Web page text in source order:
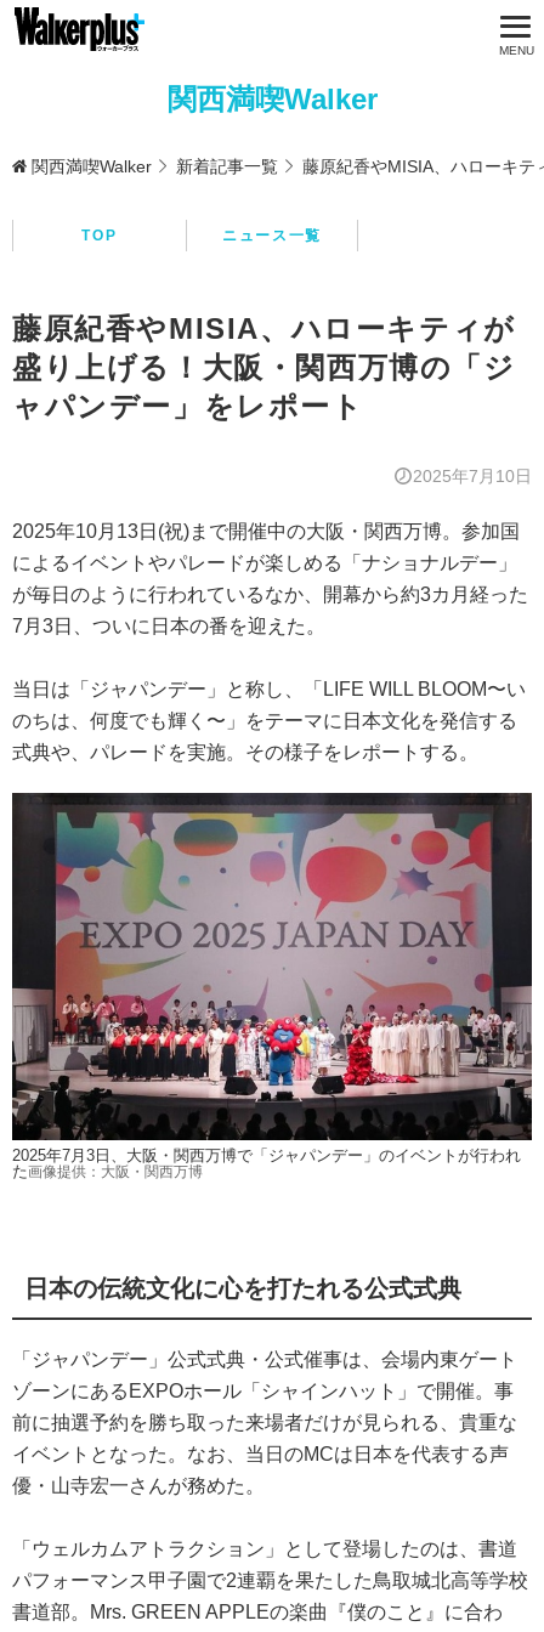
関西満喫Walker
関西満喫Walker 新着記事一覧 藤原紀香やMISIA、ハローキ
TOP ニュース一覧
藤原紀香やMISIA、ハローキティが
盛り上げる！大阪・関西万博の「ジ
ャパンデー」をレポート
2025年7月10日
2025年10月13日(祝)まで開催中の大阪・関西万博。参加国
によるイベントやパレードが楽しめる「ナショナルデー」
が毎日のように行われているなか、開幕から約3カ月経った
7月3日、ついに日本の番を迎えた。
当日は「ジャパンデー」と称し、「LIFE WILL BLOOM〜い
のちは、何度でも輝く〜」をテーマに日本文化を発信する
式典や、パレードを実施。その様子をレポートする。
2025年7月3日、大阪・関西万博で「ジャパンデー」のイベントが行われ
た画像提供：大阪・関西万博
日本の伝統文化に心を打たれる公式式典
「ジャパンデー」公式式典・公式催事は、会場内東ゲート
ゾーンにあるEXPOホール「シャインハット」で開催。事
前に抽選予約を勝ち取った来場者だけが見られる、貴重な
イベントとなった。なお、当日のMCは日本を代表する声
優・山寺宏一さんが務めた。
「ウェルカムアトラクション」として登場したのは、書道
パフォーマンス甲子園で2連覇を果たした鳥取城北高等学校
書道部。Mrs. GREEN APPLEの楽曲『僕のこと』に合わ